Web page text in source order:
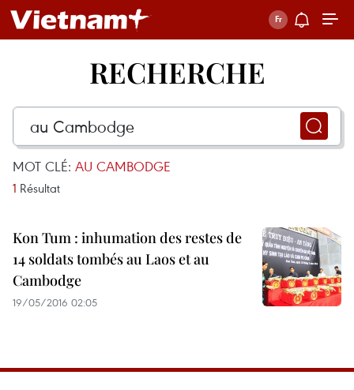
RECHERCHE
MOT CLÉ: AU CAMBODGE
1 Résultat
Kon Tum : inhumation des restes de
14 soldats tombés au Laos et au
Cambodge
19/05/2016 02:05